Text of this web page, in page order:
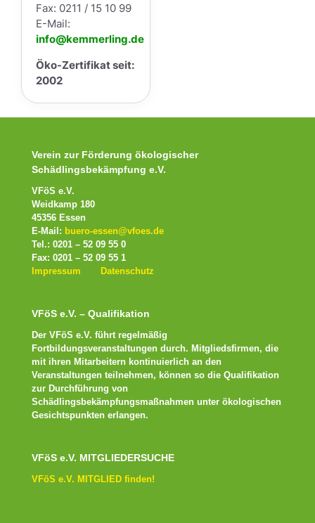
Fax: 0211 / 15 10 99
E-Mail:
info@kemmerling.de
Öko-Zertifikat seit:
2002
Verein zur Förderung ökologischer
Schädlingsbekämpfung e.V.
VFöS e.V.
Weidkamp 180
45356 Essen
E-Mail: buero-essen@vfoes.de
Tel.: 0201 – 52 09 55 0
Fax: 0201 – 52 09 55 1
Impressum
Datenschutz
VFöS e.V. – Qualifikation
Der VFöS e.V. führt regelmäßig
Fortbildungsveranstaltungen durch. Mitgliedsfirmen, die
mit ihren Mitarbeitern kontinuierlich an den
Veranstaltungen teilnehmen, können so die Qualifikation
zur Durchführung von
Schädlingsbekämpfungsmaßnahmen unter ökologischen
Gesichtspunkten erlangen.
VFöS e.V. MITGLIEDERSUCHE
VFöS e.V. MITGLIED finden!